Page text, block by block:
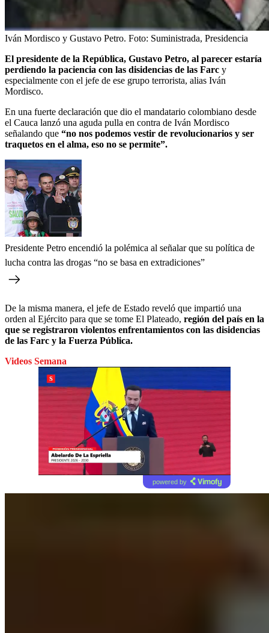
Iván Mordisco y Gustavo Petro. Foto: Suministrada, Presidencia
El presidente de la República, Gustavo Petro, al parecer estaría
perdiendo la paciencia con las disidencias de las Farc y
especialmente con el jefe de ese grupo terrorista, alias Iván
Mordisco.
En una fuerte declaración que dio el mandatario colombiano desde
el Cauca lanzó una aguda pulla en contra de Iván Mordisco
señalando que “no nos podemos vestir de revolucionarios y ser
traquetos en el alma, eso no se permite”.
Presidente Petro encendió la polémica al señalar que su política de
lucha contra las drogas “no se basa en extradiciones”
De la misma manera, el jefe de Estado reveló que impartió una
orden al Ejército para que se tome El Plateado, región del país en la
que se registraron violentos enfrentamientos con las disidencias
de las Farc y la Fuerza Pública.
Videos Semana
powered by